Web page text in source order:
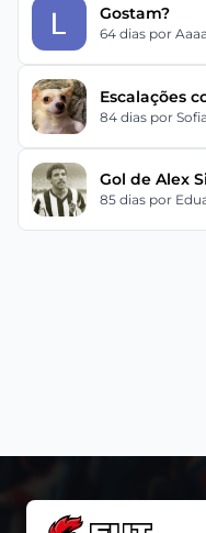
Gostam?
64 dias por
Escalações
84 dias por Sofia
Gol de Alex
85 dias por